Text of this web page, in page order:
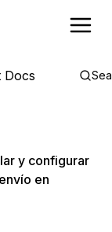
Docs
y configurar
en